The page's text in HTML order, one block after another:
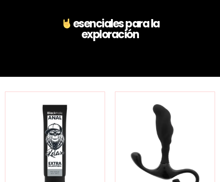
esenciales para la
exploración